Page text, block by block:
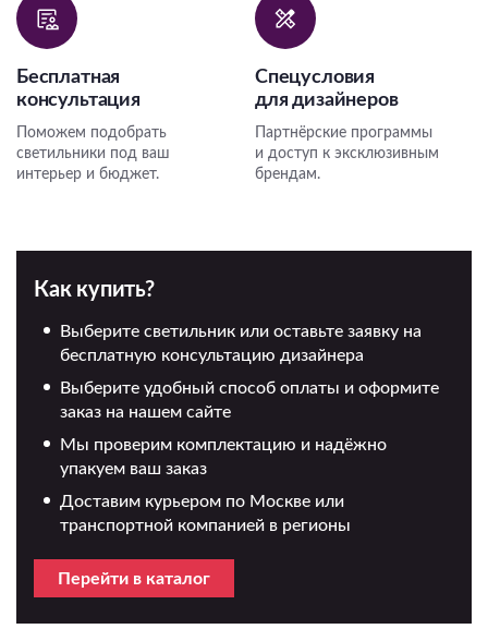
Бесплатная
консультация
Поможем подобрать
светильники под ваш
интерьер и бюджет.
Спецусловия
для дизайнеров
Партнёрские программы
и доступ к эксклюзивным
брендам.
Как купить?
Выберите светильник или оставьте заявку на
бесплатную консультацию дизайнера
Выберите удобный способ оплаты и оформите
заказ на нашем сайте
Мы проверим комплектацию и надёжно
упакуем ваш заказ
Доставим курьером по Москве или
транспортной компанией в регионы
Перейти в каталог